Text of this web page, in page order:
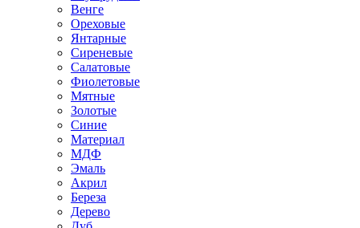
Венге
Ореховые
Янтарные
Сиреневые
Салатовые
Фиолетовые
Мятные
Золотые
Синие
Материал
МДФ
Эмаль
Акрил
Береза
Дерево